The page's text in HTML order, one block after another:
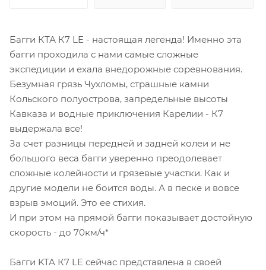
Багги КТА К7 LE - настоящая легенда! Именно эта
багги проходила с нами самые сложные
экспедиции и ехала внедорожные соревнования.
Безумная грязь Чухломы, страшные камни
Кольского полуострова, запредельные высоты
Кавказа и водные приключения Карелии - К7
выдержала все!
За счет разницы передней и задней колеи и не
большого веса багги уверенно преодолевает
сложные колейности и грязевые участки. Как и
другие модели не боится воды. А в песке и вовсе
взрыв эмоций. Это ее стихия.
И при этом на прямой багги показывает достойную
скорость - до 70км/ч*
Багги KTA К7 LE сейчас представлена в своей